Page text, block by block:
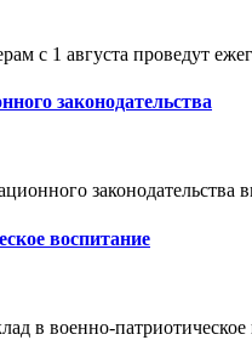
с 1 августа проведут
законодательства
воспитание
в военно-